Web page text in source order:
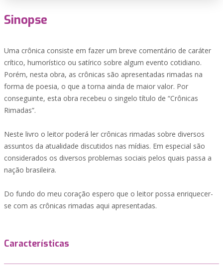
Sinopse
Uma crônica consiste em fazer um breve comentário de caráter
crítico, humorístico ou satírico sobre algum evento cotidiano.
Porém, nesta obra, as crônicas são apresentadas rimadas na
forma de poesia, o que a torna ainda de maior valor. Por
conseguinte, esta obra recebeu o singelo título de “Crônicas
Rimadas”.
Neste livro o leitor poderá ler crônicas rimadas sobre diversos
assuntos da atualidade discutidos nas mídias. Em especial são
considerados os diversos problemas sociais pelos quais passa a
nação brasileira.
Do fundo do meu coração espero que o leitor possa enriquecer-
se com as crônicas rimadas aqui apresentadas.
Características